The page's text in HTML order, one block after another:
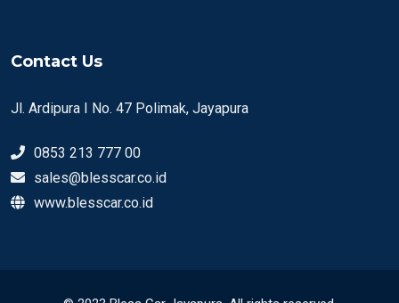
Contact Us
Jl. Ardipura I No. 47 Polimak, Jayapura
0853 213 777 00
sales@blesscar.co.id
www.blesscar.co.id